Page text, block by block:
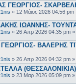
ΓΕΩΡΓΙΟΣ-
» 12 Μάιος 2026 04:56 pm
ΙΩΑΝΝΗΣ-
» 26 Απρ 2026 04:35 pm »
ΒΑΛΕΡΗΣ
» 26 Απρ 2026 04:32 pm »
(ΘΕΣΣΑΛΟΝΙΚΙΑ)
» 23 Μαρ 2026 05:09 pm »